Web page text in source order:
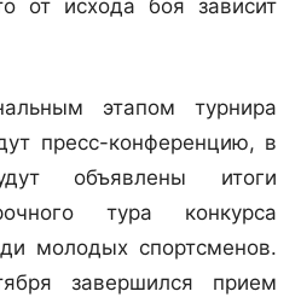
от исхода боя зависит
этапом турнира
пресс-конференцию, в
объявлены итоги
тура конкурса
молодых спортсменов.
завершился прием